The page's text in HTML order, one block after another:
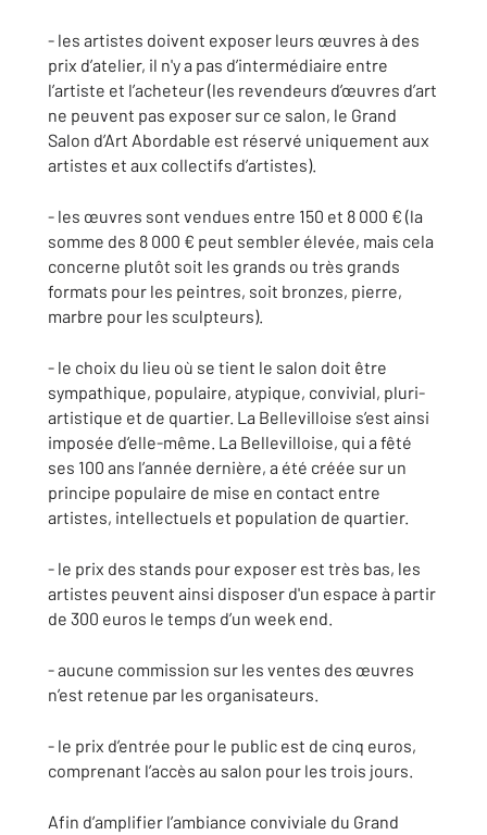
- les artistes doivent exposer leurs œuvres à des
prix d’atelier, il n'y a pas d’intermédiaire entre
l’artiste et l’acheteur (les revendeurs d’œuvres d’art
ne peuvent pas exposer sur ce salon, le Grand
Salon d’Art Abordable est réservé uniquement aux
artistes et aux collectifs d’artistes).
- les œuvres sont vendues entre 150 et 8 000 € (la
somme des 8 000 € peut sembler élevée, mais cela
concerne plutôt soit les grands ou très grands
formats pour les peintres, soit bronzes, pierre,
marbre pour les sculpteurs).
- le choix du lieu où se tient le salon doit être
sympathique, populaire, atypique, convivial, pluri-
artistique et de quartier. La Bellevilloise s’est ainsi
imposée d’elle-même. La Bellevilloise, qui a fêté
ses 100 ans l’année dernière, a été créée sur un
principe populaire de mise en contact entre
artistes, intellectuels et population de quartier.
- le prix des stands pour exposer est très bas, les
artistes peuvent ainsi disposer d'un espace à partir
de 300 euros le temps d’un week end.
- aucune commission sur les ventes des œuvres
n’est retenue par les organisateurs.
- le prix d’entrée pour le public est de cinq euros,
comprenant l’accès au salon pour les trois jours.
Afin d’amplifier l’ambiance conviviale du Grand